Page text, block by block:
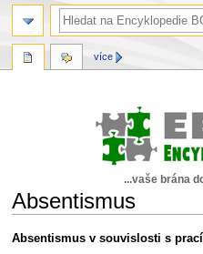
...vaše brána
Absentismus
Skočit
Skočit
Absentismus v souvislosti s prací
více